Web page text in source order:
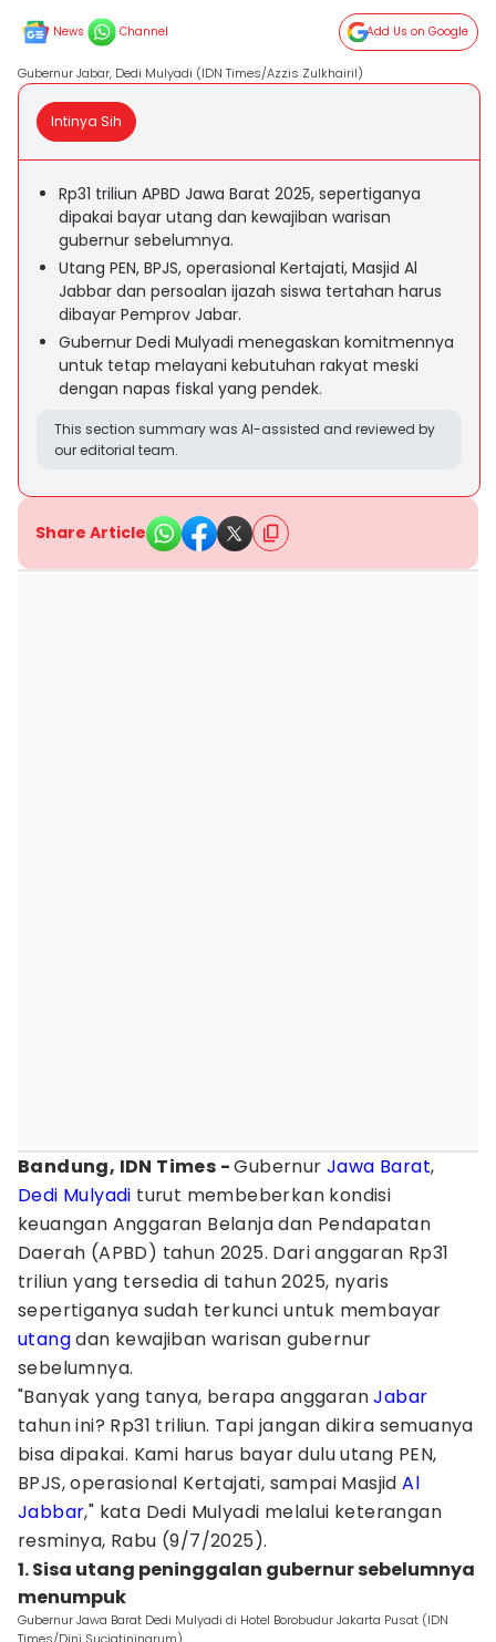
News Channel Add Us on Google
Gubernur Jabar, Dedi Mulyadi (IDN Times/Azzis Zulkhairil)
Intinya Sih
Rp31 triliun APBD Jawa Barat 2025, sepertiganya
dipakai bayar utang dan kewajiban warisan
gubernur sebelumnya.
Utang PEN, BPJS, operasional Kertajati, Masjid Al
Jabbar dan persoalan ijazah siswa tertahan harus
dibayar Pemprov Jabar.
Gubernur Dedi Mulyadi menegaskan komitmennya
untuk tetap melayani kebutuhan rakyat meski
dengan napas fiskal yang pendek.
This section summary was AI-assisted and reviewed by
our editorial team.
Share Article
Bandung, IDN Times -GubernurJawa Barat,
Dedi Mulyadi turut membeberkan kondisi
keuangan Anggaran Belanja dan Pendapatan
Daerah (APBD) tahun 2025. Dari anggaran Rp31
triliun yang tersedia di tahun 2025, nyaris
sepertiganya sudah terkunci untuk membayar
utangdan kewajiban warisan gubernur
sebelumnya.
"Banyak yang tanya, berapa anggaranJabar
tahun ini? Rp31 triliun. Tapi jangan dikira semuanya
bisa dipakai. Kami harus bayar dulu utang PEN,
BPJS, operasional Kertajati, sampai MasjidAl
Jabbar," kata Dedi Mulyadi melalui keterangan
resminya, Rabu (9/7/2025).
1. Sisa utang peninggalan gubernur sebelumnya
menumpuk
Gubernur Jawa Barat Dedi Mulyadi di Hotel Borobudur Jakarta Pusat (IDN